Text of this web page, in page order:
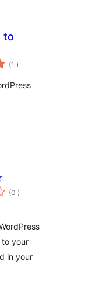
to
(1 classificações
)
(0 classificações
)
to your
in your